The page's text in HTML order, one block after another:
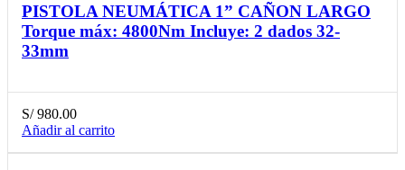
PISTOLA NEUMÁTICA 1” CAÑON LARGO
Torque máx: 4800Nm Incluye: 2 dados 32-
33mm
S/980.00
Añadir al carrito